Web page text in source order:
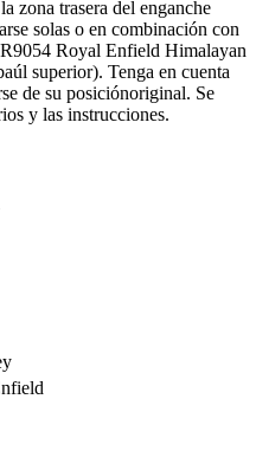
zona trasera del enganche
solas o en combinación con
Royal Enfield Himalayan
superior). Tenga en cuenta
de su posiciónoriginal. Se
y las instrucciones.